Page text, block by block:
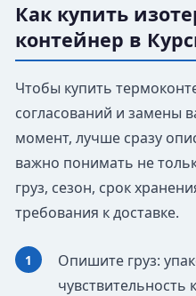
Как купить
контейнер в
Чтобы купить
согласований и замены
момент, лучше сразу
важно понимать не
груз, сезон, срок
требования к доставке.
Опишите груз:
чувствительность